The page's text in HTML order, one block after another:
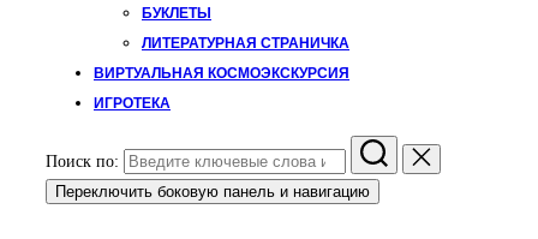
БУКЛЕТЫ
ЛИТЕРАТУРНАЯ СТРАНИЧКА
ВИРТУАЛЬНАЯ КОСМОЭКСКУРСИЯ
ИГРОТЕКА
Поиск по:
Переключить боковую панель и навигацию